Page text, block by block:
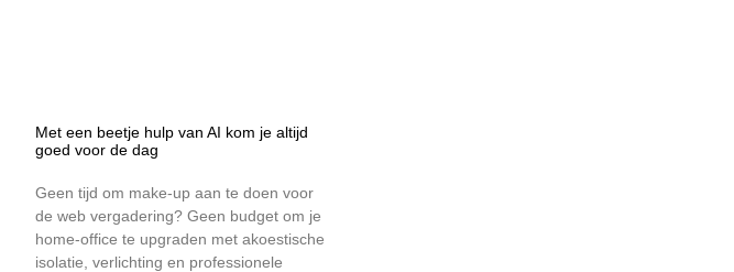
Met een beetje hulp van AI kom je altijd
goed voor de dag
Geen tijd om make-up aan te doen voor
de web vergadering? Geen budget om je
home-office te upgraden met akoestische
isolatie, verlichting en professionele